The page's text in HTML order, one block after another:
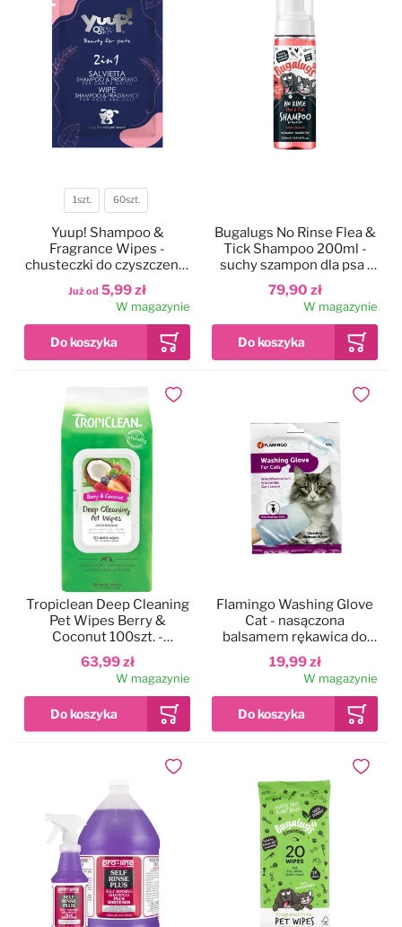
Pojemność
1szt. 60szt.
Już od 5,99 zł
Yuup! Shampoo &
Fragrance Wipes -
chusteczki do czyszczenia
sierści psa i kota, z
dodatkiem perfum
W magazynie
79,90 zł
Bugalugs No Rinse Flea &
Tick Shampoo 200ml -
suchy szampon dla psa i
kota, z olejkiem Neem
W magazynie
63,99 zł
Tropiclean Deep Cleaning
Pet Wipes Berry &
Coconut 100szt. -
oczyszczające, nawilżane
chusteczki dla psa,
jagody-kokosW magazynie
Dodaj do ulubionych
19,99 zł
Flamingo Washing Glove
Cat - nasączona
balsamem rękawica do
mycia kota, bez użycia
wody
W magazynie
Dodaj
Dodaj do ulubionych Dodaj